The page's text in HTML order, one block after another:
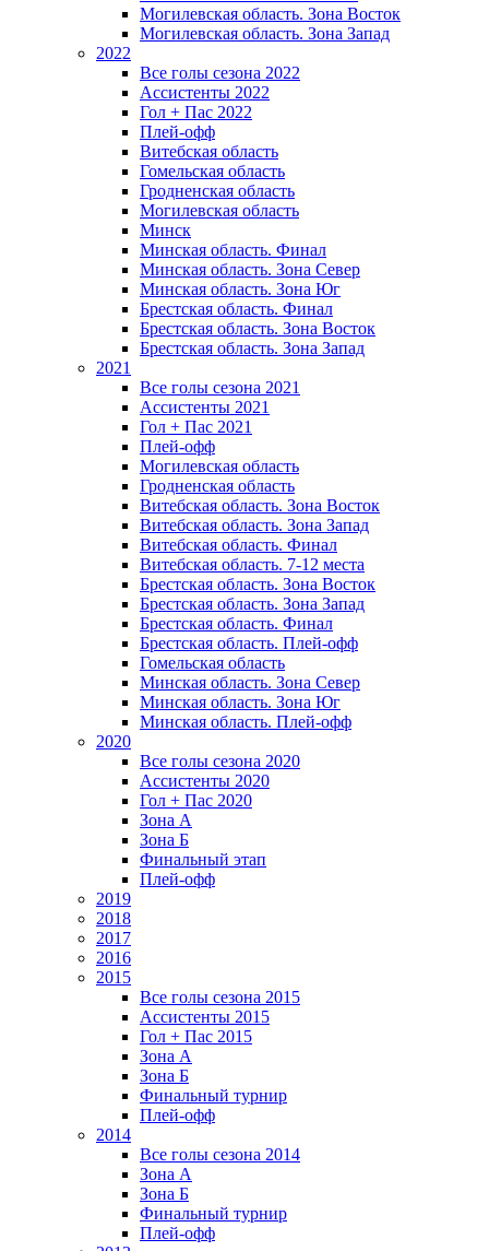
Могилевская область. Зона Восток
Могилевская область. Зона Запад
2022
Все голы сезона 2022
Ассистенты 2022
Гол + Пас 2022
Плей-офф
Витебская область
Гомельская область
Гродненская область
Могилевская область
Минск
Mинская область. Финал
Минская область. Зона Север
Минская область. Зона Юг
Брестская область. Финал
Брестская область. Зона Восток
Брестская область. Зона Запад
2021
Все голы сезона 2021
Ассистенты 2021
Гол + Пас 2021
Плей-офф
Могилевская область
Гродненская область
Витебская область. Зона Восток
Витебская область. Зона Запад
Витебская область. Финал
Витебская область. 7-12 места
Брестская область. Зона Восток
Брестская область. Зона Запад
Брестская область. Финал
Брестская область. Плей-офф
Гомельская область
Минская область. Зона Север
Минская область. Зона Юг
Минская область. Плей-офф
2020
Все голы сезона 2020
Ассистенты 2020
Гол + Пас 2020
Зона А
Зона Б
Финальный этап
Плей-офф
2019
2018
2017
2016
2015
Все голы сезона 2015
Ассистенты 2015
Гол + Пас 2015
Зона А
Зона Б
Финальный турнир
Плей-офф
2014
Все голы сезона 2014
Зона А
Зона Б
Финальный турнир
Плей-офф